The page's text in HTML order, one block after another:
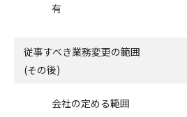
有
従事すべき業務変更の範囲
(その後)
会社の定める範囲